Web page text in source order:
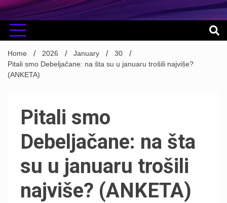
Home 2026 January
30
Pitali smo Debeljačane: na šta su u januaru trošili najviše?
(ANKETA)
Pitali smo
Debeljačane: na šta
su u januaru trošili
najviše? (ANKETA)